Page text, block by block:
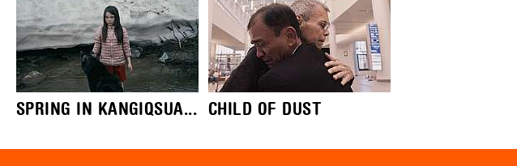
SPRING IN KANGIQSUA... CHILD OF DUST